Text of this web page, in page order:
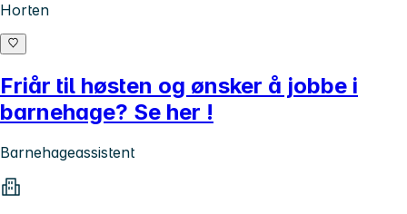
Horten
Friår til høsten og ønsker å jobbe i
barnehage? Se her !
Barnehageassistent